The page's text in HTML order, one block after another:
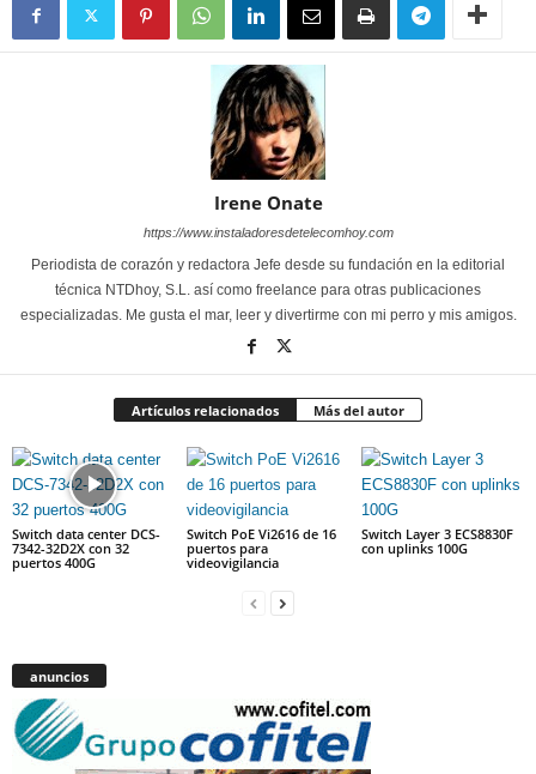
Irene Onate
https://www.instaladoresdetelecomhoy.com
Periodista de corazón y redactora Jefe desde su fundación en la editorial
técnica NTDhoy, S.L. así como freelance para otras publicaciones
especializadas. Me gusta el mar, leer y divertirme con mi perro y mis amigos.
Artículos relacionados Más del autor
Switch data center DCS-
7342-32D2X con 32
puertos 400G
Switch PoE Vi2616 de 16
puertos para
videovigilancia
Switch Layer 3 ECS8830F
con uplinks 100G
anuncios